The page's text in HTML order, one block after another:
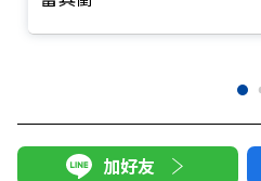
加好友